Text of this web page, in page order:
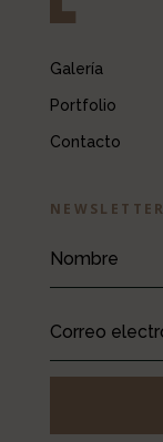
Galería
Portfolio
Contacto
NEWSLETTER